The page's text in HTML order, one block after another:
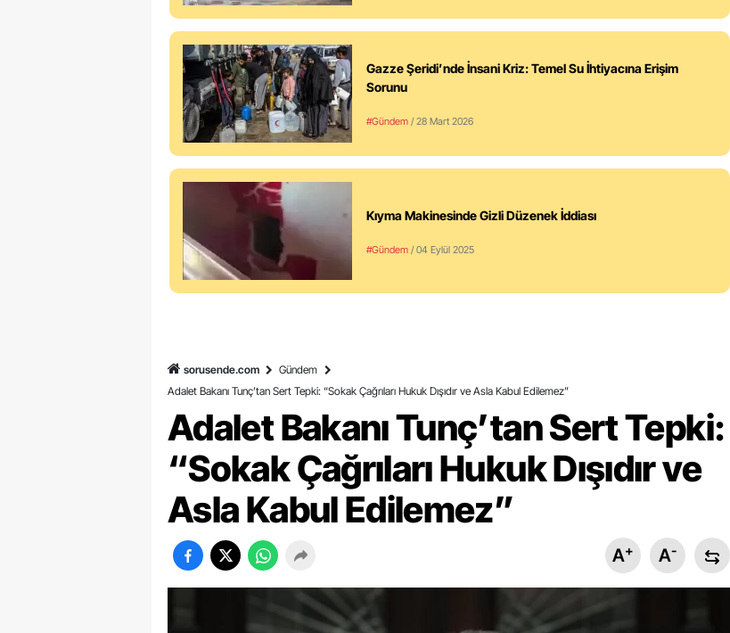
Gazze Şeridi’nde İnsani Kriz: Temel Su İhtiyacına Erişim
Sorunu
#Gündem / 28 Mart 2026
Kıyma Makinesinde Gizli Düzenek İddiası
#Gündem / 04 Eylül 2025
sorusende.com
Gündem
Adalet Bakanı Tunç’tan Sert Tepki: “Sokak Çağrıları Hukuk Dışıdır ve Asla Kabul Edilemez”
Adalet Bakanı Tunç’tan Sert Tepki:
“Sokak Çağrıları Hukuk Dışıdır ve
Asla Kabul Edilemez”
A+ A-